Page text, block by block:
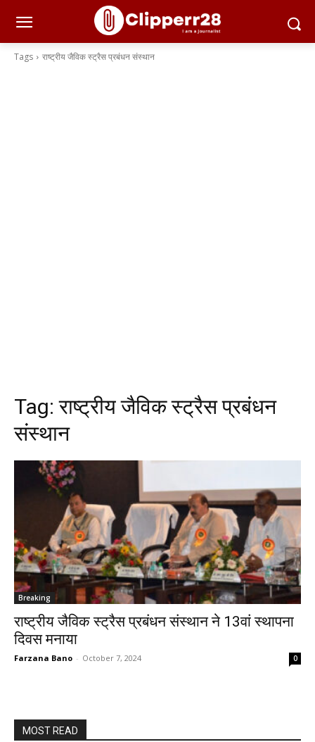
Tags राष्ट्रीय जैविक स्ट्रैस प्रबंधन संस्थान
Tag:राष्ट्रीय जैविक स्ट्रैस प्रबंधन
संस्थान
Breaking
राष्ट्रीय जैविक स्ट्रैस प्रबंधन संस्थान ने 13वां स्थापना
दिवस मनाया
Farzana Bano - October 7, 2024 0
MOST READ